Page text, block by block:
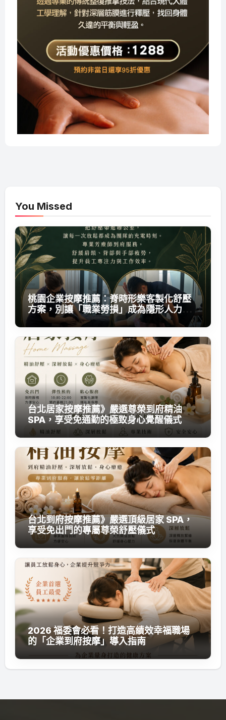
You Missed
桃園企業按摩推薦：脊時形樂客製化舒壓
方案，別讓「職業勞損」成為隱形人力成
本
台北居家按摩推薦》嚴選尊榮到府精油
SPA，享受免通勤的極致身心覺醒儀式
台北到府按摩推薦》嚴選頂級居家 SPA，
享受免出門的專屬尊榮舒壓儀式
2026 福委會必看！打造高績效幸福職場
的「企業到府按摩」導入指南